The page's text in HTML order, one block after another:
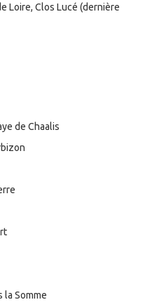
Loire, Clos Lucé (dernière
de Chaalis
la Somme